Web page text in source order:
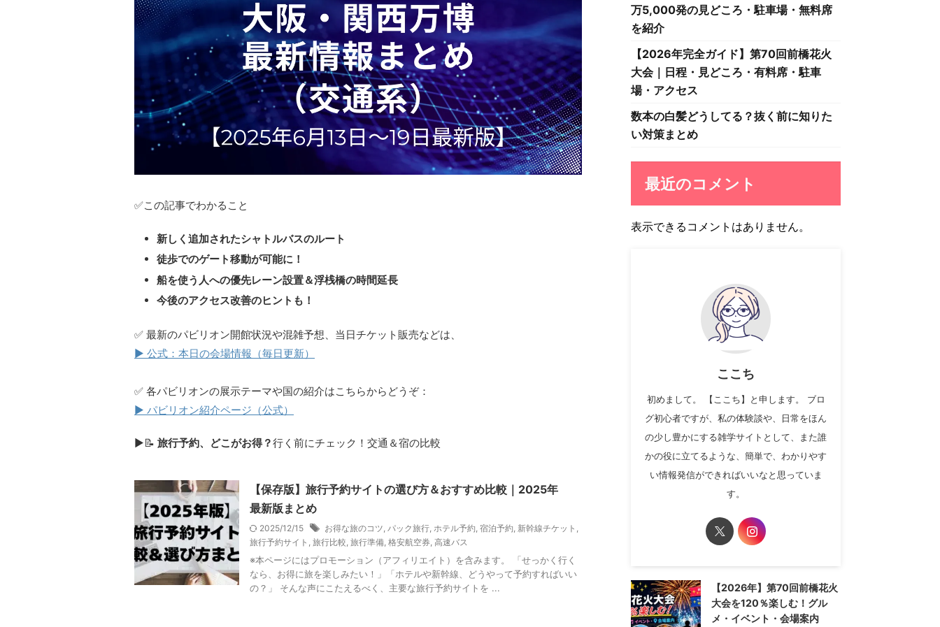
✅この記事でわかること
新しく追加されたシャトルバスのルート
徒歩でのゲート移動が可能に！
船を使う人への優先レーン設置＆浮桟橋の時間延長
今後のアクセス改善のヒントも！
✅ 最新のパビリオン開館状況や混雑予想、当日チケット販売などは、
▶ 公式：本日の会場情報（毎日更新）
✅ 各パビリオンの展示テーマや国の紹介はこちらからどうぞ：
▶ パビリオン紹介ページ（公式）
▶📝 旅行予約、どこがお得？行く前にチェック！交通＆宿の比較
【保存版】旅行予約サイトの選び方＆おすすめ比較｜2025年
最新版まとめ
2025/12/15 お得な旅のコツ, パック旅行, ホテル予約, 宿泊予約, 新幹線チケット ,
旅行予約サイト , 旅行比較, 旅行準備, 格安航空券, 高速バス
※本ページにはプロモーション（アフィリエイト）を含みます。 「せっかく行く
なら、お得に旅を楽しみたい！」「ホテルや新幹線、どうやって予約すればいい
の？」 そんな声にこたえるべく、主要な旅行予約サイトを ...
万5,000発の見どころ・駐車場・無料席
を紹介
【2026年完全ガイド】第70回前橋花火
大会｜日程・見どころ・有料席・駐車
場・アクセス
数本の白髪どうしてる？抜く前に知りた
い対策まとめ
最近のコメント
表示できるコメントはありません。
ここち
初めまして。 【ここち】と申します。 ブロ
グ初心者ですが、私の体験談や、日常をほん
の少し豊かにする雑学サイトとして、また誰
かの役に立てるような、簡単で、わかりやす
い情報発信ができればいいなと思っていま
す。
【2026年】第70回前橋花火
大会を120％楽しむ！グル
メ・イベント・会場案内